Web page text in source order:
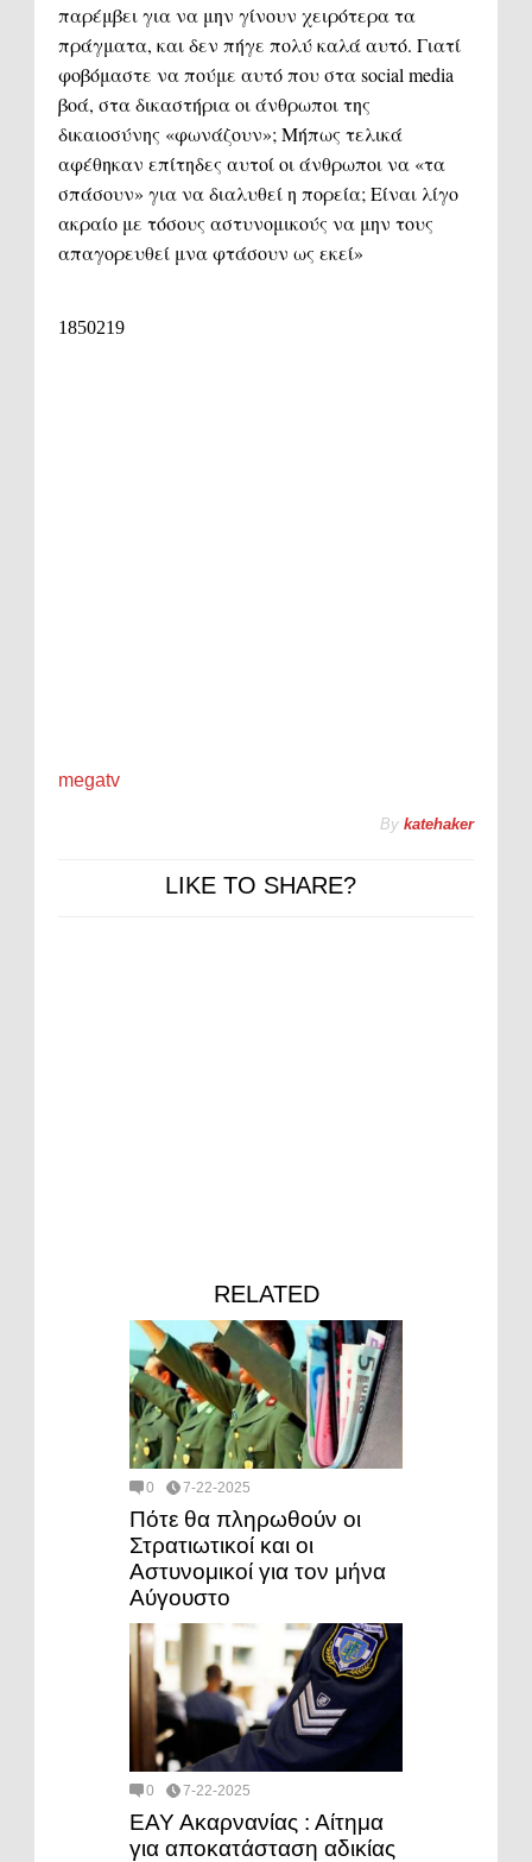
παρέμβει για να μην γίνουν χειρότερα τα
πράγματα, και δεν πήγε πολύ καλά αυτό. Γιατί
φοβόμαστε να πούμε αυτό που στα social media
βοά, στα δικαστήρια οι άνθρωποι της
δικαιοσύνης «φωνάζουν»; Μήπως τελικά
αφέθηκαν επίτηδες αυτοί οι άνθρωποι να «τα
σπάσουν» για να διαλυθεί η πορεία; Είναι λίγο
ακραίο με τόσους αστυνομικούς να μην τους
απαγορευθεί μνα φτάσουν ως εκεί»
megatv
By katehaker
LIKE TO SHARE?
RELATED
0 7-22-2025
Πότε θα πληρωθούν οι
Στρατιωτικοί και οι
Αστυνομικοί για τον μήνα
Αύγουστο
0 7-22-2025
ΕΑΥ Ακαρνανίας : Αίτημα
για αποκατάσταση αδικίας